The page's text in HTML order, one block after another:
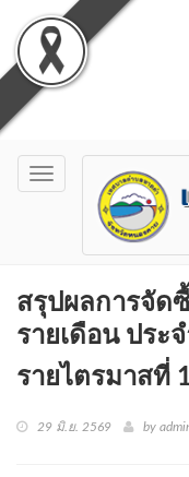
Toggle
navigation
สรุปผลการจัด
รายเดือน ประ
รายไตรมาสที่
29 มิ.ย. 2569 by